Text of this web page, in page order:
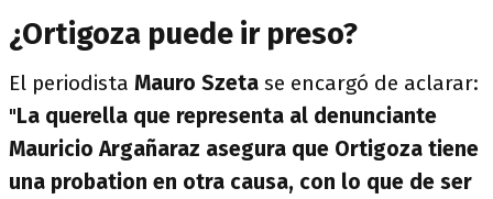
¿Ortigoza puede ir preso?
El periodista Mauro Szeta se encargó de aclarar:
"La querella que representa al denunciante
Mauricio Argañaraz asegura que Ortigoza tiene
una probation en otra causa, con lo que de ser